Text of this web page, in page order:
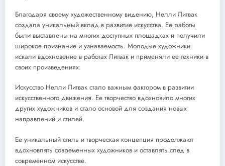
Благодаря своему художественному видению, Нелли Литвак
создала уникальный вклад в развитие искусства. Ее работы
были выставлены на многих доступных площадках и получили
широкое признание и узнаваемость. Молодые художники
искали вдохновение в работах Литвак и применяли ее техники в
своих произведениях.
Искусство Нелли Литвак стало важным фактором в развитии
искусственного движения. Ее творчество вдохновило многих
других художников и стало основой для создания новых
направлений и стилей.
Ее уникальный стиль и творческая концепция продолжают
вдохновлять современных художников и оставлять след в
современном искусстве.